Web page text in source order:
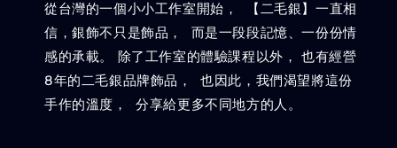
從台灣的一個小小工作室開始， 【二毛銀】一直相
信，銀飾不只是飾品， 而是一段段記憶、一份份情
感的承載。 除了工作室的體驗課程以外， 也有經營
8年的二毛銀品牌飾品， 也因此，我們渴望將這份
手作的溫度， 分享給更多不同地方的人。